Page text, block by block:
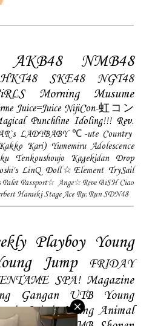
AKB48 NMB48
HKT48 SKE48
NGT48
Morning Musume
Juice=Juice NijiCon-虹コン
Punchline Idoling!!! Rev.
LADYBABY ℃-ute Country
Kari) Yumemiru Adolescence
Tenkoushoujo Kagekidan
Drop
LinQ Doll☆Element TrySail
Palet Passport☆ Ange☆Reve BiSH Ciao
Haraeki Stage Ace Ru:Run SDN48
Playboy Young
Jump
FRIDAY
SPA! Magazine
Gangan UTB
Young
Spirtis Young Animal